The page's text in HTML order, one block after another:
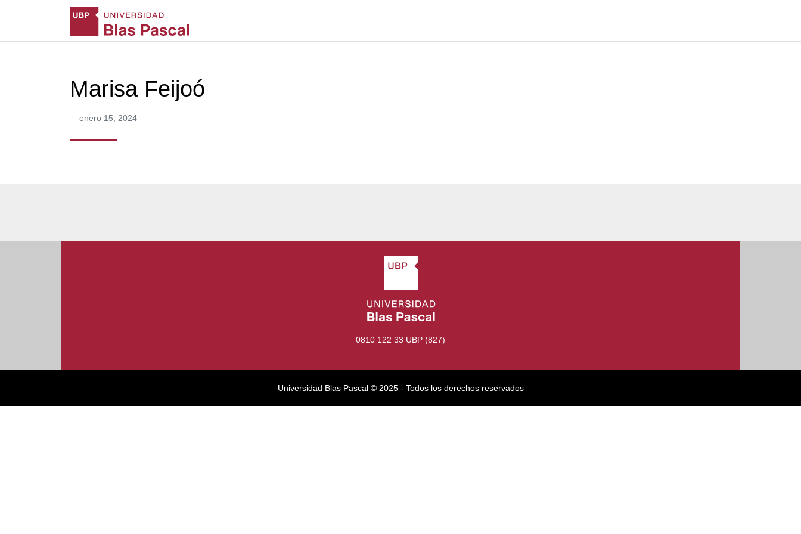
Marisa Feijoó
enero 15, 2024
0810 122 33 UBP (827)
Universidad Blas Pascal ©️ 2025 - Todos los derechos reservados